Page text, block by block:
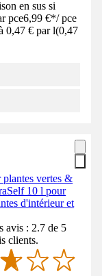
en sus si
pce6,99 €*/ pce
0,47 € par l(0,47
plantes vertes &
10 l pour
d'intérieur et
avis : 2.7 de 5
clients.